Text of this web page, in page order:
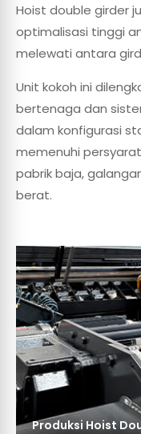
Hoist double girder
optimalisasi tinggi
melewati antara
Unit kokoh ini
bertenaga dan
dalam konfigurasi
memenuhi
pabrik baja,
berat.
Produksi Hoist